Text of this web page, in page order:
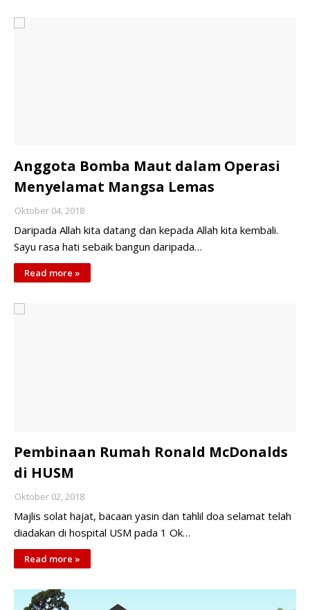
Anggota Bomba Maut dalam Operasi
Menyelamat Mangsa Lemas
Oktober 04, 2018
Daripada Allah kita datang dan kepada Allah kita kembali.
Sayu rasa hati sebaik bangun daripada…
Read more »
Pembinaan Rumah Ronald McDonalds
di HUSM
Oktober 02, 2018
Majlis solat hajat, bacaan yasin dan tahlil doa selamat telah
diadakan di hospital USM pada 1 Ok…
Read more »